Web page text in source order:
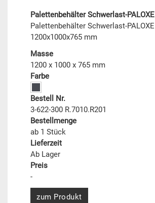
Palettenbehälter Schwerlast-PALOXE
Palettenbehälter Schwerlast-PALOXE
1200x1000x765 mm
Masse
1200 x 1000 x 765 mm
Farbe
Bestell Nr.
3-622-300 R.7010.R201
Bestellmenge
ab 1 Stück
Lieferzeit
Ab Lager
Preis
-
zum Produkt